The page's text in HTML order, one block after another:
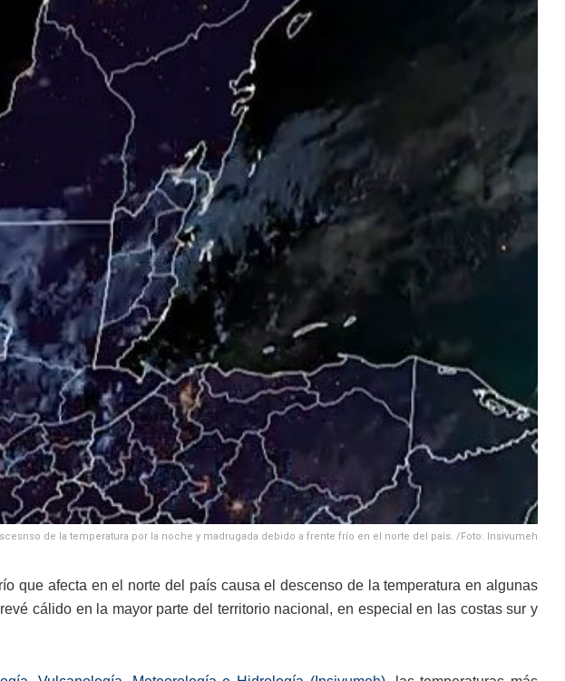
de la temperatura por la noche y madrugada debido a frente frío en el norte del país. /Foto: Insivumeh
que afecta en el norte del país causa el descenso de la temperatura en algunas
cálido en la mayor parte del territorio nacional, en especial en las costas sur y